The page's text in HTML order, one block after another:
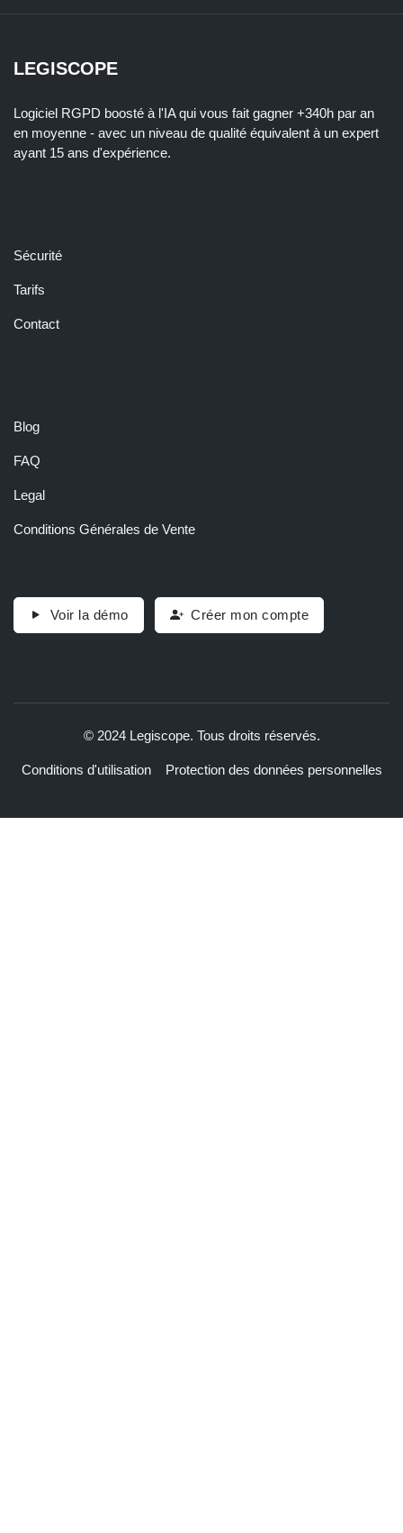
LEGISCOPE
Logiciel RGPD boosté à l'IA qui vous fait gagner +340h par an
en moyenne - avec un niveau de qualité équivalent à un expert
ayant 15 ans d'expérience.
Sécurité
Tarifs
Contact
Blog
FAQ
Legal
Conditions Générales de Vente
Voir la démo Créer mon compte
© 2024 Legiscope. Tous droits réservés.
Conditions d'utilisation Protection des données personnelles